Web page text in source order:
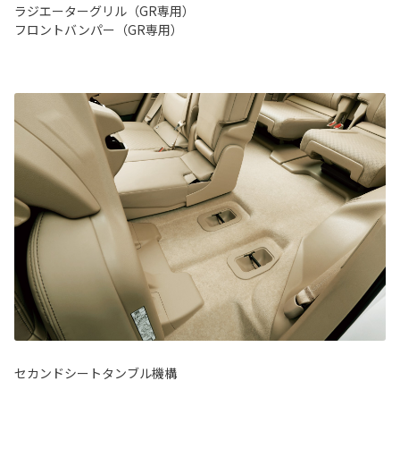
ラジエーターグリル（GR専用）
フロントバンパー（GR専用）
セカンドシートタンブル機構